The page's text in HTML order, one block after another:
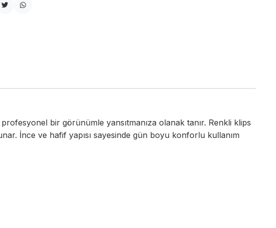
bir görünümle yansıtmanıza olanak tanır. Renkli klips
İnce ve hafif yapısı sayesinde gün boyu konforlu kullanım